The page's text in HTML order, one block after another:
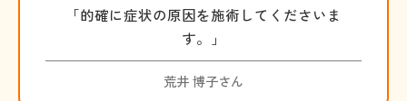
「的確に症状の原因を施術してくださいま
す。」
荒井 博子さん